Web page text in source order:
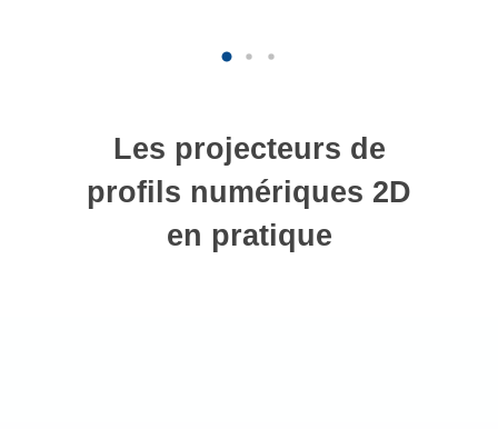
Les projecteurs de
profils numériques 2D
en pratique